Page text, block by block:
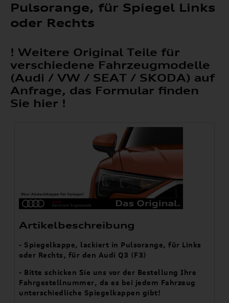
Pulsorange, für Spiegel Links
oder Rechts
! Weitere Original Teile für
verschiedene Fahrzeugmodelle
(Audi / VW / SEAT / SKODA) auf
Anfrage, das Formular finden
Sie hier !
Artikelbeschreibung
- Spiegelkappe, lackiert in Pulsorange, für Links
oder Rechts, für den Audi Q3 (F3)
- Bitte schicken Sie uns vor der Bestellung Ihre
Fahrgestellnummer, da es bei jedem Fahrzeug
unterschiedliche Spiegelkappen gibt!